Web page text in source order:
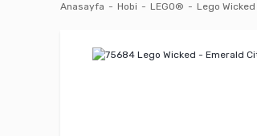
Anasayfa Hobi LEGO® Lego Wicked